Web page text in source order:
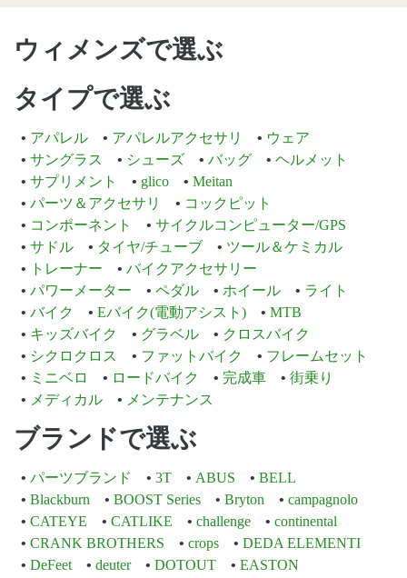
ウィメンズで選ぶ
タイプで選ぶ
アパレル アパレルアクセサリ
ウェア
サングラス
シューズ バッグ
ヘルメット
サプリメント
glico
Meitan
パーツ＆アクセサリ
コックピット
コンポーネント
サイクルコンピューター/GPS
サドル
タイヤ/チューブ
ツール＆ケミカル
トレーナー
バイクアクセサリー
パワーメーター
ペダル ホイール
ライト
バイク
Eバイク(電動アシスト)
MTB
キッズバイク
グラベル
クロスバイク
シクロクロス
ファットバイク
フレームセット
ミニベロ
ロードバイク 完成車
街乗り
メディカル
メンテナンス
ブランドで選ぶ
パーツブランド 3T ABUS
BELL
Blackburn
BOOST Series Bryton
campagnolo
CATEYE
CATLIKE challenge
continental
CRANK BROTHERS
crops
DEDA ELEMENTI
DeFeet
deuter DOTOUT
EASTON